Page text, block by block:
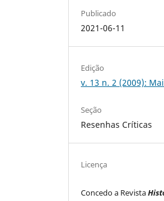
Publicado
2021-06-11
Edição
v. 13 n. 2 (2009):
Seção
Resenhas Críticas
Licença
Concedo a Revista